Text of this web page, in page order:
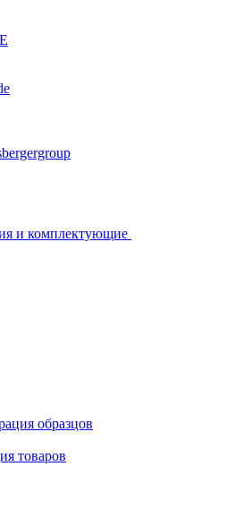
и комплектующие
образцов
товаров